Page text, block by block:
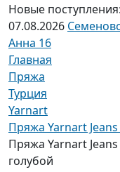
Новые поступления:
07.08.2026
Анна 16
Главная
Пряжа
Турция
Yarnart
Пряжа Yarnart
Пряжа Yarnart
голубой